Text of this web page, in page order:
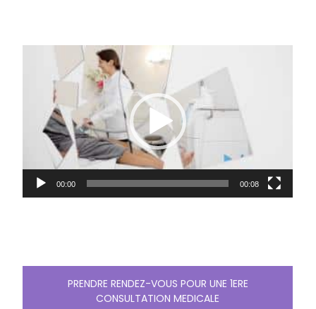
00:00 00:08
PRENDRE RENDEZ-VOUS POUR UNE 1ERE
CONSULTATION MEDICALE